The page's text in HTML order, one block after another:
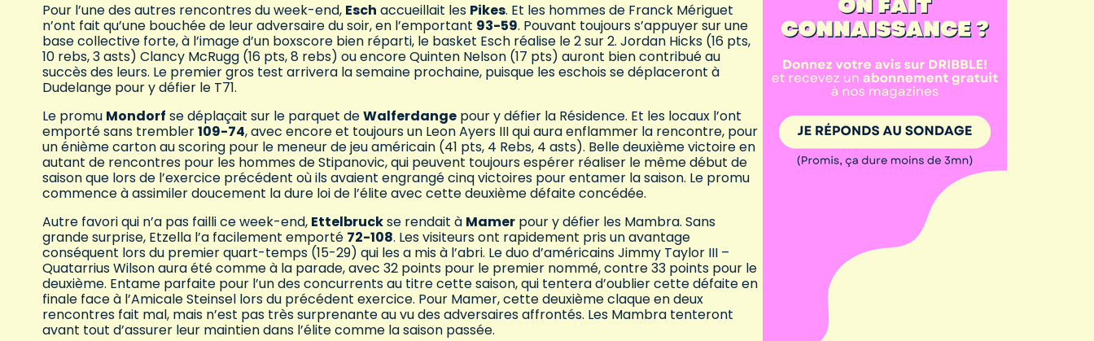
Pour l’une des autres rencontres du week-end, Esch accueillait les Pikes. Et les hommes de Franck Mériguet
n’ont fait qu’une bouchée de leur adversaire du soir, en l’emportant 93-59. Pouvant toujours s’appuyer sur une
base collective forte, à l’image d’un boxscore bien réparti, le basket Esch réalise le 2 sur 2. Jordan Hicks (16 pts,
10 rebs, 3 asts) Clancy McRugg (16 pts, 8 rebs) ou encore Quinten Nelson (17 pts) auront bien contribué au
succès des leurs. Le premier gros test arrivera la semaine prochaine, puisque les eschois se déplaceront à
Dudelange pour y défier le T71.
Le promu Mondorf se déplaçait sur le parquet deWalferdange pour y défier la Résidence. Et les locaux l’ont
emporté sans trembler109-74, avec encore et toujours un Leon Ayers III qui aura enflammer la rencontre, pour
un énième carton au scoring pour le meneur de jeu américain (41 pts, 4 Rebs, 4 asts). Belle deuxième victoire en
autant de rencontres pour les hommes de Stipanovic, qui peuvent toujours espérer réaliser le même début de
saison que lors de l’exercice précédent où ils avaient engrangé cinq victoires pour entamer la saison. Le promu
commence à assimiler doucement la dure loi de l’élite avec cette deuxième défaite concédée.
Autre favori qui n’a pas failli ce week-end, Ettelbruckse rendait à Mamer pour y défier les Mambra. Sans
grande surprise, Etzella l’a facilement emporté 72-108. Les visiteurs ont rapidement pris un avantage
conséquent lors du premier quart-temps (15-29) qui les a mis à l’abri. Le duo d’américains Jimmy Taylor III –
Quatarrius Wilson aura été comme à la parade, avec 32 points pour le premier nommé, contre 33 points pour le
deuxième. Entame parfaite pour l’un des concurrents au titre cette saison, qui tentera d’oublier cette défaite en
finale face à l’Amicale Steinsel lors du précédent exercice. Pour Mamer, cette deuxième claque en deux
rencontres fait mal, mais n’est pas très surprenante au vu des adversaires affrontés. Les Mambra tenteront
avant tout d’assurer leur maintien dans l’élite comme la saison passée.